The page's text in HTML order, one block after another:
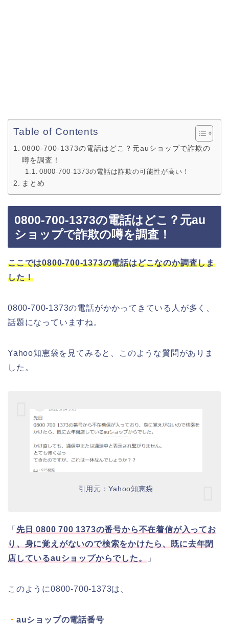
Table of Contents
0800-700-1373の電話はどこ？元auショップで詐欺の
噂を調査！
0800-700-1373の電話は詐欺の可能性が高い！
まとめ
0800-700-1373の電話はどこ？元au
ショップで詐欺の噂を調査！
ここでは0800-700-1373の電話はどこなのか調査しま
した！
0800-700-1373の電話がかかってきている人が多く、
話題になっていますね。
Yahoo知恵袋を見てみると、このような質問がありま
した。
引用元：Yahoo知恵袋
「 先日 0800 700 1373の番号から不在着信が入ってお
り、身に覚えがないので検索をかけたら、既に去年閉
店しているauショップからでした。
」
このように0800-700-1373は、
・ auショップの電話番号